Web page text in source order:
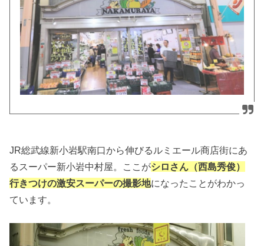
JR総武線新小岩駅南口から伸びるルミエール商店街にあ
るスーパー新小岩中村屋。ここがシロさん（西島秀俊）
行きつけの激安スーパーの撮影地になったことがわかっ
ています。